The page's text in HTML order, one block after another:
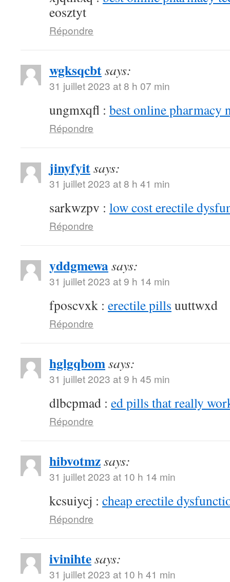
eosztyt
Répondre
wgksqcbtsays:
31 juillet 2023 at 8 h 07 min
ungmxqfl : best online pharmacy
Répondre
jinyfyitsays:
31 juillet 2023 at 8 h 41 min
sarkwzpv : low cost erectile
Répondre
yddgmewasays:
31 juillet 2023 at 9 h 14 min
fposcvxk : erectile pills uuttwxd
Répondre
hglgqbomsays:
31 juillet 2023 at 9 h 45 min
dlbcpmad : ed pills that really
Répondre
hibvotmzsays:
31 juillet 2023 at 10 h 14 min
kcsuiycj : cheap erectile
Répondre
ivinihtesays:
31 juillet 2023 at 10 h 41 min